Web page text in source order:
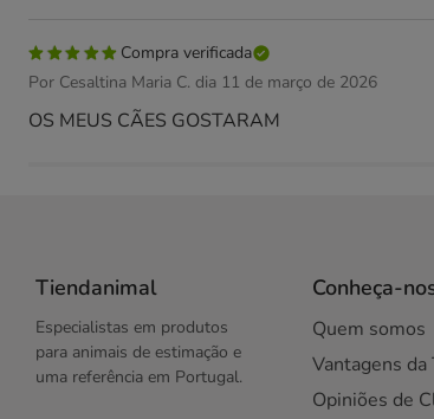
Compra verificada
Por Cesaltina Maria C. dia 11 de março de 2026
OS MEUS CÃES GOSTARAM
Tiendanimal
Especialistas em produtos
para animais de estimação e
uma referência em Portugal.
Conheça-
Quem somos
Vantagens
Opiniões de